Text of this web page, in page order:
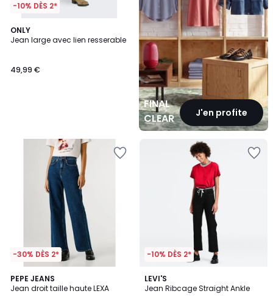
-10% DÈS 2*
ONLY
Jean large avec lien resserable
49,99 €
FINAL
CLEARANCEJ'en profite
-30% DÈS 2*
PEPE JEANS
Jean droit taille haute LEXA
1
/
-10% DÈS 2*
LEVI'S
Jean Ribcage Straight Ankle
4,5
/ 5
3
Couleurs